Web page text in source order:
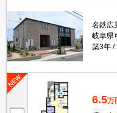
名鉄広
岐阜県
築3年
6.5万